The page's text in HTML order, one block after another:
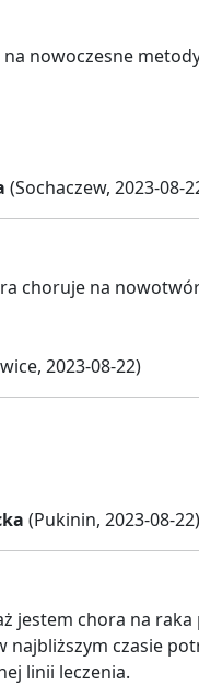
nowoczesne
(Sochaczew, 2023-08-
choruje na
2023-08-22)
(Pukinin, 2023-08-22)
jestem chora na raka
najbliższym czasie
linii leczenia.